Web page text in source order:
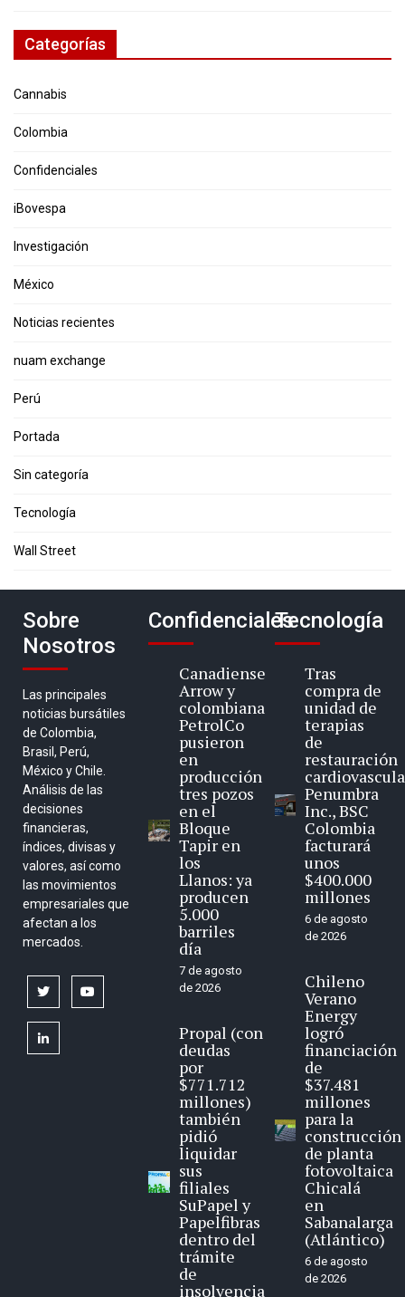
Categorías
Cannabis
Colombia
Confidenciales
iBovespa
Investigación
México
Noticias recientes
nuam exchange
Perú
Portada
Sin categoría
Tecnología
Wall Street
Sobre
Nosotros
Las principales
noticias bursátiles
de Colombia,
Brasil, Perú,
México y Chile.
Análisis de las
decisiones
financieras,
índices, divisas y
valores, así como
las movimientos
empresariales que
afectan a los
mercados.
twitter
linkedin
Confidenciales
Canadiense
Arrow y
colombiana
PetrolCo
pusieron
en
producción
tres pozos
en el
Bloque
Tapir en
los
Llanos: ya
producen
5.000
barriles
día
7 de agosto
de 2026
Propal (con
deudas
por
$771.712
millones)
también
pidió
liquidar
sus
filiales
SuPapel y
Papelfibras
dentro del
trámite
de
insolvencia
Tecnología
Tras
compra de
unidad de
terapias
de
restauración
Penumbra
Inc., BSC
Colombia
facturará
unos
$400.000
millones
6 de agosto
de 2026
Chileno
Verano
Energy
logró
financiación
de
$37.481
millones
para la
construcción
de planta
fotovoltaica
Chicalá
en
Sabanalarga
(Atlántico)
6 de agosto
de 2026